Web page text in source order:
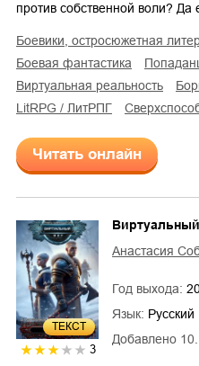
против собственной воли?
боевики, остросюжетная
боевая фантастика
виртуальная реальность
LitRPG / ЛитРПГ
Читать онлайн
ТЕКСТ
3
Добавлено
Анастасия
Год выхода:
Язык: Русский